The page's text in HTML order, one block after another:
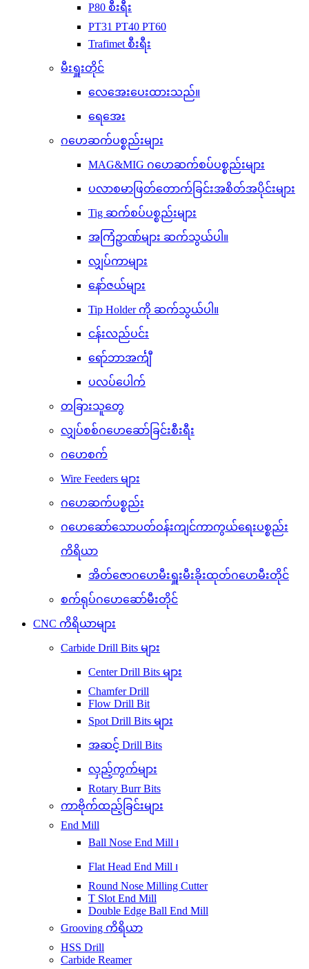
P80 စီးရီး
PT31 PT40 PT60
Trafimet စီးရီး
မီးရှူးတိုင်
လေအေးပေးထားသည်။
ရေအေး
ဂဟေဆက်ပစ္စည်းများ
MAG&MIG ဂဟေဆက်စပ်ပစ္စည်းများ
ပလာစမာဖြတ်တောက်ခြင်းအစိတ်အပိုင်းများ
Tig ဆက်စပ်ပစ္စည်းများ
အကြံဥာဏ်များ ဆက်သွယ်ပါ။
လျှပ်ကာများ
နော်ဇယ်များ
Tip Holder ကို ဆက်သွယ်ပါ။
ငန်းလည်ပင်း
ရော်ဘာအင်္ကျီ
ပလပ်ပေါက်
တခြားသူတွေ
လျှပ်စစ်ဂဟေဆော်ခြင်းစီးရီး
ဂဟေစက်
Wire Feeders များ
ဂဟေဆက်ပစ္စည်း
ဂဟေဆော်သောပတ်ဝန်းကျင်ကာကွယ်ရေးပစ္စည်း
ကိရိယာ
အိတ်ဇောဂဟေမီးရှူးမီးခိုးထုတ်ဂဟေမီးတိုင်
စက်ရုပ်ဂဟေဆော်မီးတိုင်
CNC ကိရိယာများ
Carbide Drill Bits များ
Center Drill Bits များ
Chamfer Drill
Flow Drill Bit
Spot Drill Bits များ
အဆင့် Drill Bits
လှည့်ကွက်များ
Rotary Burr Bits
ကာဗိုက်ထည့်ခြင်းများ
End Mill
Ball Nose End Mill ၊
Flat Head End Mill ၊
Round Nose Milling Cutter
T Slot End Mill
Double Edge Ball End Mill
Grooving ကိရိယာ
HSS Drill
Carbide Reamer